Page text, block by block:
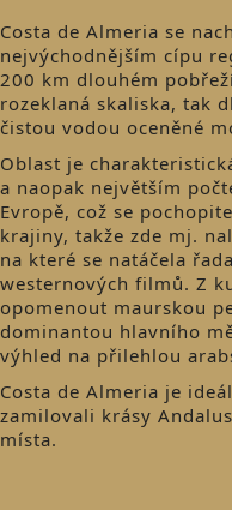
Costa de Almeria se
nejvýchodnějším cípu
200 km dlouhém
rozeklaná skaliska, tak
čistou vodou oceněné
Oblast je
a naopak největším
Evropě, což se
krajiny, takže zde mj.
na které se natáčela
westernových filmů. Z
opomenout maurskou
dominantou hlavního
výhled na přilehlou
Costa de Almeria je
zamilovali krásy
místa.